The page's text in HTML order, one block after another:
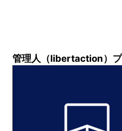
管理人（libertaction）